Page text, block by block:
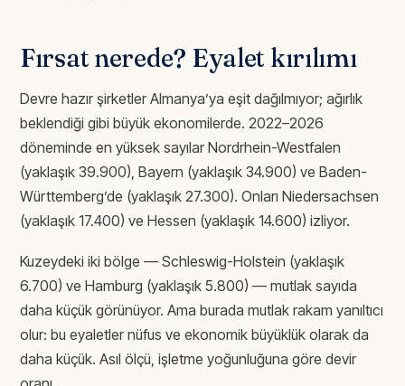
Fırsat nerede? Eyalet kırılımı
Devre hazır şirketler Almanya’ya eşit dağılmıyor; ağırlık
beklendiği gibi büyük ekonomilerde. 2022–2026
döneminde en yüksek sayılar Nordrhein-Westfalen
(yaklaşık 39.900), Bayern (yaklaşık 34.900) ve Baden-
Württemberg’de (yaklaşık 27.300). Onları Niedersachsen
(yaklaşık 17.400) ve Hessen (yaklaşık 14.600) izliyor.
Kuzeydeki iki bölge — Schleswig-Holstein (yaklaşık
6.700) ve Hamburg (yaklaşık 5.800) — mutlak sayıda
daha küçük görünüyor. Ama burada mutlak rakam yanıltıcı
olur: bu eyaletler nüfus ve ekonomik büyüklük olarak da
daha küçük. Asıl ölçü, işletme yoğunluğuna göre devir